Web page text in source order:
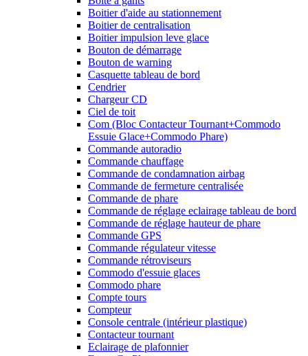
Boitier d'aide au stationnement
Boitier de centralisation
Boitier impulsion leve glace
Bouton de démarrage
Bouton de warning
Casquette tableau de bord
Cendrier
Chargeur CD
Ciel de toit
Com (Bloc Contacteur Tournant+Commodo
Essuie Glace+Commodo Phare)
Commande autoradio
Commande chauffage
Commande de condamnation airbag
Commande de fermeture centralisée
Commande de phare
Commande de réglage eclairage tableau de bord
Commande de réglage hauteur de phare
Commande GPS
Commande régulateur vitesse
Commande rétroviseurs
Commodo d'essuie glaces
Commodo phare
Compte tours
Compteur
Console centrale (intérieur plastique)
Contacteur tournant
Eclairage de plafonnier